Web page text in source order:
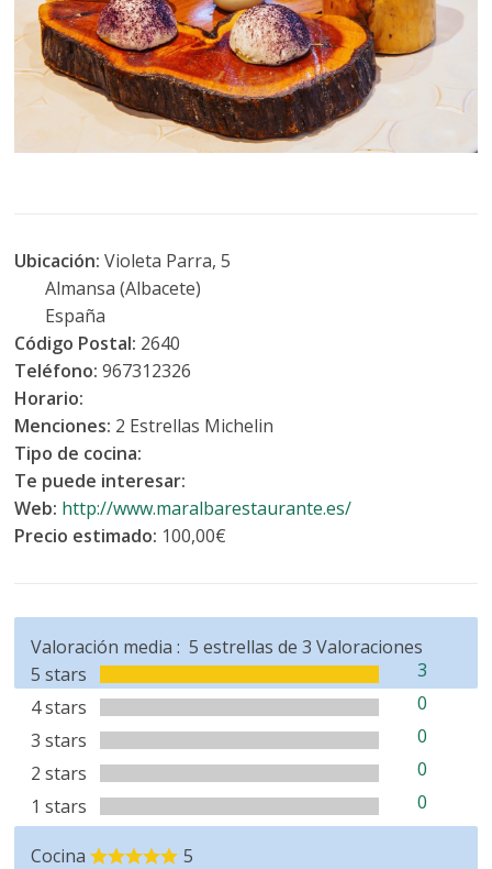
Ubicación:Violeta Parra, 5
Almansa (Albacete)
España
Código Postal: 2640
Teléfono:967312326
Horario:
Menciones: 2 Estrellas Michelin
Tipo de cocina:
Te puede interesar:
Web: http://www.maralbarestaurante.es/
Precio estimado: 100,00€
Valoración media :
5 stars
3
4 stars
0
3 stars
0
2 stars
0
1 stars
0
5 estrellas de3 Valoraciones
Cocina 5